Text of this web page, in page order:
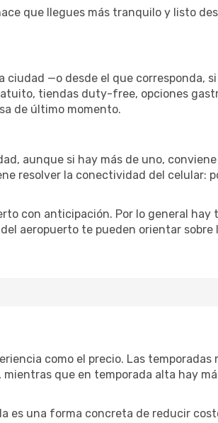
que llegues más tranquilo y listo
ciudad —o desde el que corresponda,
tiendas duty-free, opciones
de último momento.
aunque si hay más de uno,
resolver la conectividad del celular:
con anticipación. Por lo general
aeropuerto te pueden orientar sobre
como el precio. Las temporadas
que en temporada alta hay
es una forma concreta de reducir